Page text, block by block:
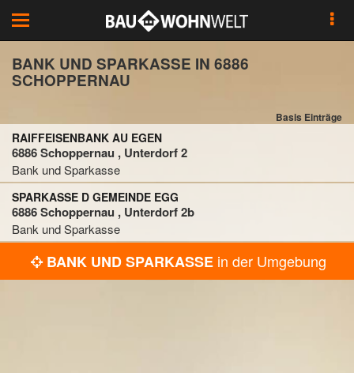
Toggle
navigation
BANK UND SPARKASSE IN 6886
SCHOPPERNAU
Basis Einträge
RAIFFEISENBANK AU EGEN
6886 Schoppernau , Unterdorf 2
Bank und Sparkasse
SPARKASSE D GEMEINDE EGG
6886 Schoppernau , Unterdorf 2b
Bank und Sparkasse
BANK UND SPARKASSE in der Umgebung